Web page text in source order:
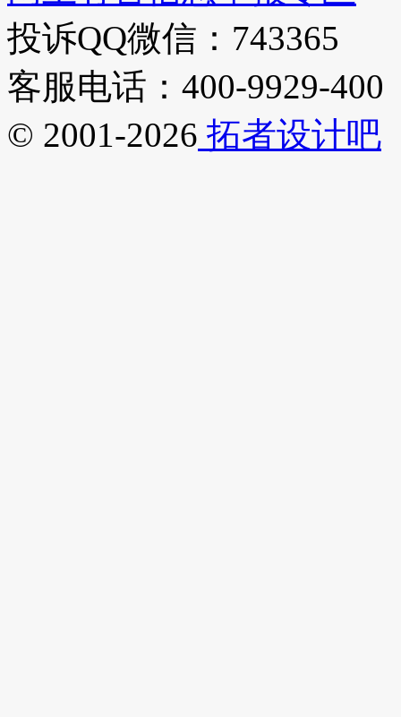
投诉QQ微信：743365
客服电话：400-9929-400
© 2001-2026 拓者设计吧